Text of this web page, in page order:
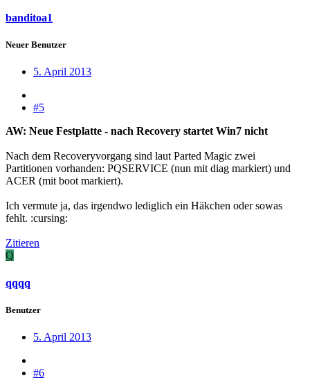
banditoa1
Neuer Benutzer
5. April 2013
#5
AW: Neue Festplatte - nach Recovery startet Win7 nicht
Nach dem Recoveryvorgang sind laut Parted Magic zwei
Partitionen vorhanden: PQSERVICE (nun mit diag markiert) und
ACER (mit boot markiert).
Ich vermute ja, das irgendwo lediglich ein Häkchen oder sowas
fehlt. :cursing:
Zitieren
Q
qqqq
Benutzer
5. April 2013
#6